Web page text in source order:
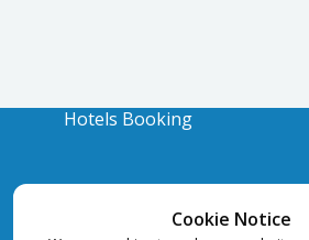
Cookie Notice
Hotels Booking